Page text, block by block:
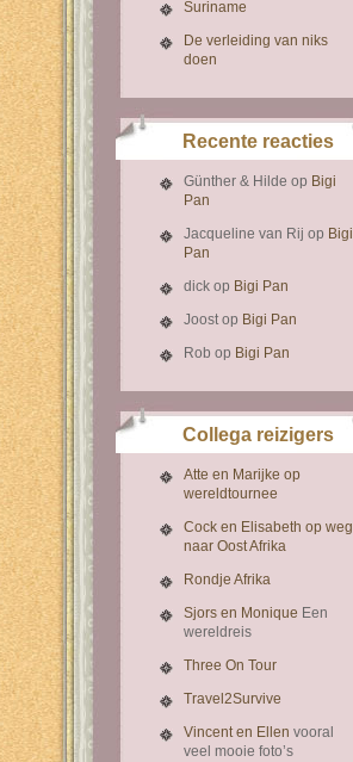
Suriname
De verleiding van niks
doen
Recente reacties
Günther & Hilde op Bigi
Pan
Jacqueline van Rij op Bigi
Pan
dick op Bigi Pan
Joostop Bigi Pan
Rob op Bigi Pan
Collega reizigers
Atte en Marijke op
wereldtournee
Cock en Elisabeth op weg
naar Oost Afrika
Rondje Afrika
Sjors en Monique Een
wereldreis
Three On Tour
Travel2Survive
Vincent en Ellen vooral
veel mooie foto’s